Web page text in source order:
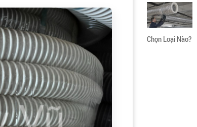
Chọn Loại Nào?